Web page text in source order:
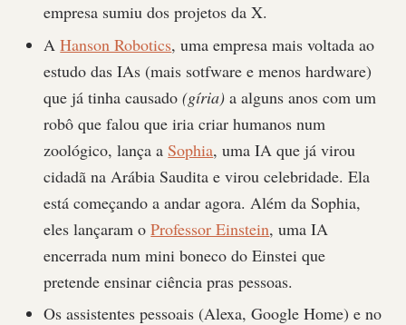
empresa sumiu dos projetos da X.
AHanson Robotics, uma empresa mais voltada ao
estudo das IAs (mais sotfware e menos hardware)
que já tinha causado(gíria) a alguns anos com um
robô que falou que iria criar humanos num
zoológico, lança aSophia, uma IA que já virou
cidadã na Arábia Saudita e virou celebridade. Ela
está começando a andar agora. Além da Sophia,
eles lançaram oProfessor Einstein, uma IA
encerrada num mini boneco do Einstei que
pretende ensinar ciência pras pessoas.
Os assistentes pessoais (Alexa, Google Home) e no